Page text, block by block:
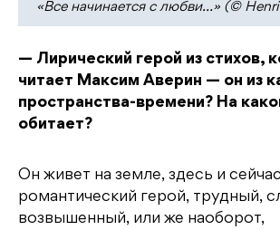
«Все начинается с любви…» (©
— Лирический герой из стихов,
читает Максим Аверин — он из
пространства-времени? На
обитает?
Он живет на земле, здесь и
романтический герой, трудный,
возвышенный, или же наоборот,